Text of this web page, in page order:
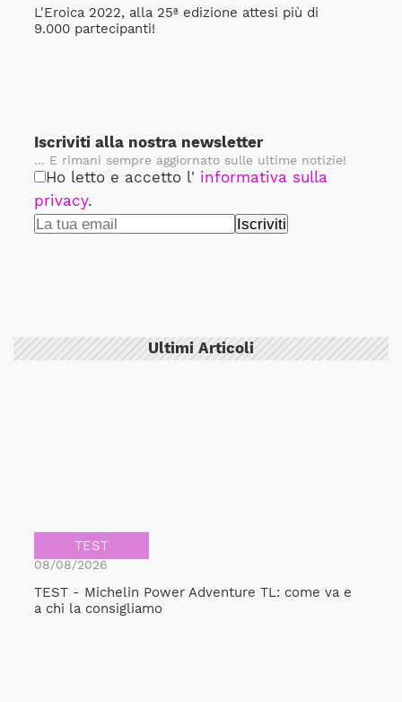
L'Eroica 2022, alla 25ª edizione attesi più di
9.000 partecipanti!
Iscriviti alla nostra newsletter
... E rimani sempre aggiornato sulle ultime notizie!
Ho letto e accetto l' informativa sulla
privacy.
Ultimi Articoli
TEST
08/08/2026
TEST - Michelin Power Adventure TL: come va e
a chi la consigliamo